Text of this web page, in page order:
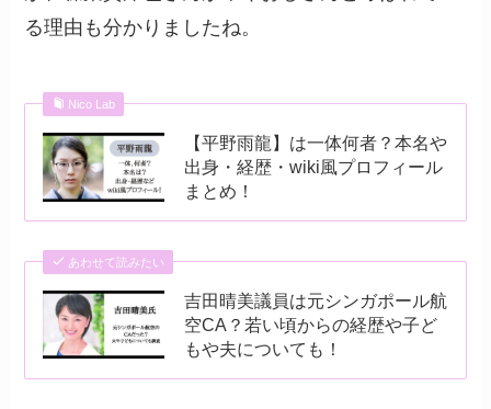
る理由も分かりましたね。
Nico Lab
【平野雨龍】は一体何者？本名や
出身・経歴・wiki風プロフィール
まとめ！
あわせて読みたい
吉田晴美議員は元シンガポール航
空CA？若い頃からの経歴や子ど
もや夫についても！